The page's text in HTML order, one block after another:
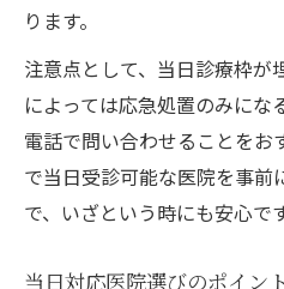
ります。
注意点として、当日診療枠が
によっては応急処置のみにな
電話で問い合わせることをお
で当日受診可能な医院を事前
で、いざという時にも安心です
当日対応医院選びのポイン